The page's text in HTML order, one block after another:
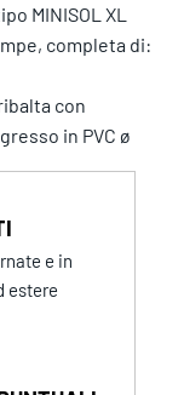
MINISOL XL
completa di:
con
in PVC ø
e in
estere